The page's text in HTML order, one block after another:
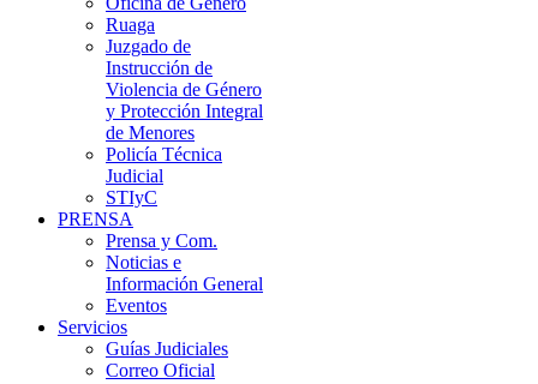
Ruaga
Juzgado de
Instrucción de
Violencia de Género
y Protección Integral
de Menores
Policía Técnica
Judicial
STIyC
PRENSA
Prensa y Com.
Noticias e
Información General
Eventos
Servicios
Guías Judiciales
Correo Oficial